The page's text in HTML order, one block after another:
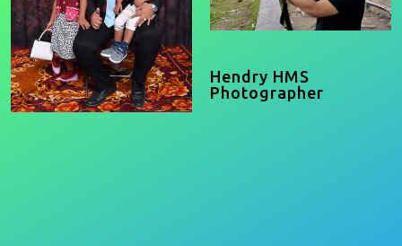
Hendry HMS
Photographer